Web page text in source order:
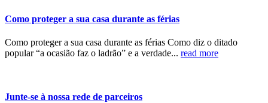
Como proteger a sua casa durante as férias
Como proteger a sua casa durante as férias Como diz o ditado
popular “a ocasião faz o ladrão” e a verdade... read more
Junte-se à nossa rede de parceiros